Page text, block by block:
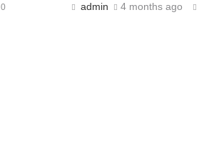
0 admin 4 months ago